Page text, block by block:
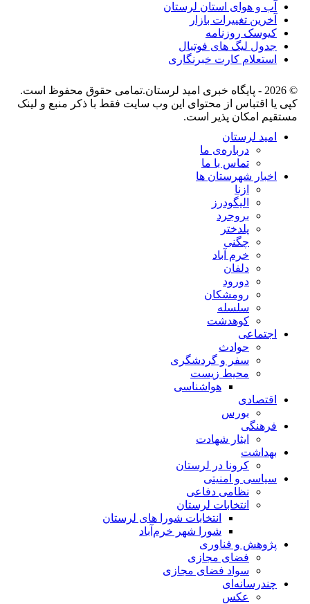
و هوای استان لرستان
تغییرات بازار
روزنامه
لیگ های فوتبال
کارت خبرنگاری
اقتباس از محتوای این وب سایت فقط با ذکر منبع و لینک
امکان پذیر است.
لرستان
درباره‌ی ما
تماس با ما
شهرستان ها
الیگودرز
بروجرد
پلدختر
خرم آباد
دورود
رومشکان
سلسله
کوهدشت
حوادث
سفر و گردشگری
محیط زیست
هواشناسی
بورس
ایثار شهادت
کرونا در لرستان
و امنیتی
نظامی دفاعی
انتخابات لرستان
انتخابات شورا های لرستان
شورا شهر خرم‌آباد
و فناوری
فضای مجازی
سواد فضای مجازی
عكس